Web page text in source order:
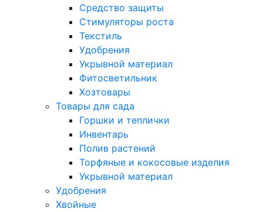
Средство защиты
Стимуляторы роста
Текстиль
Удобрения
Укрывной материал
Фитосветильник
Хозтовары
Товары для сада
Горшки и теплички
Инвентарь
Полив растений
Торфяные и кокосовые изделия
Укрывной материал
Удобрения
Хвойные